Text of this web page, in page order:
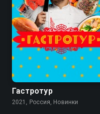
Гастротур
2021, Россия, Новинки